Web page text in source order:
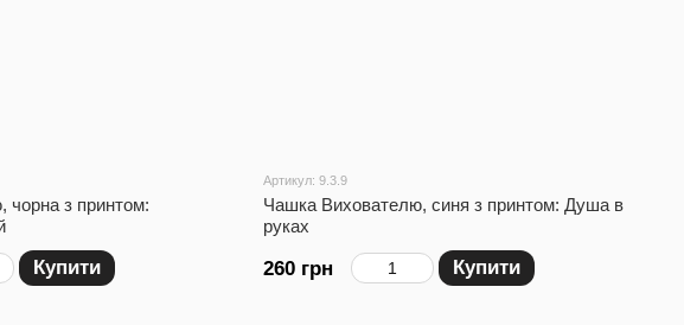
з принтом:
Купити
Артикул: 9.3.9
Чашка Вихователю, синя з принтом: Душа в
руках
260 грн Купити